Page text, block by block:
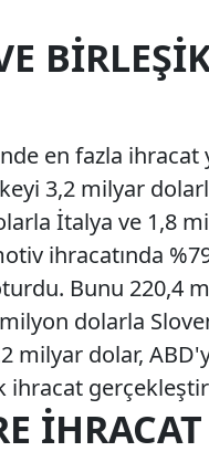
en fazla ihracat
3,2 milyar
İtalya ve 1,8
ihracatında
Bunu 220,4
dolarla
milyar dolar,
ihracat